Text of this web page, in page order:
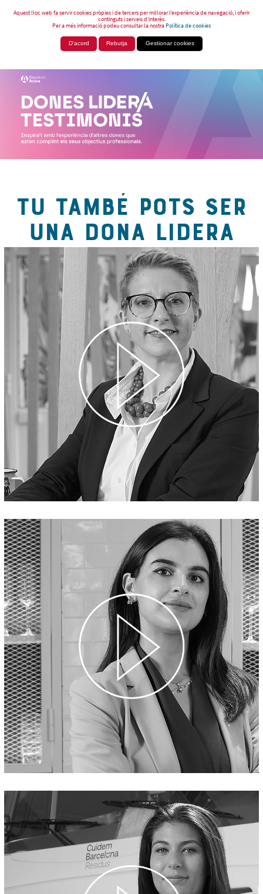
Aquest lloc web fa servir cookies pròpies i de tercers per millorar l’experiència de navegació, i oferir
continguts i serveis d’interès.
Per a més informació podeu consultar la nostraPolítica de cookies
D'acord Rebutja Gestionar cookies
TU TAMBÉ POTS SER
UNA DONA LIDERA